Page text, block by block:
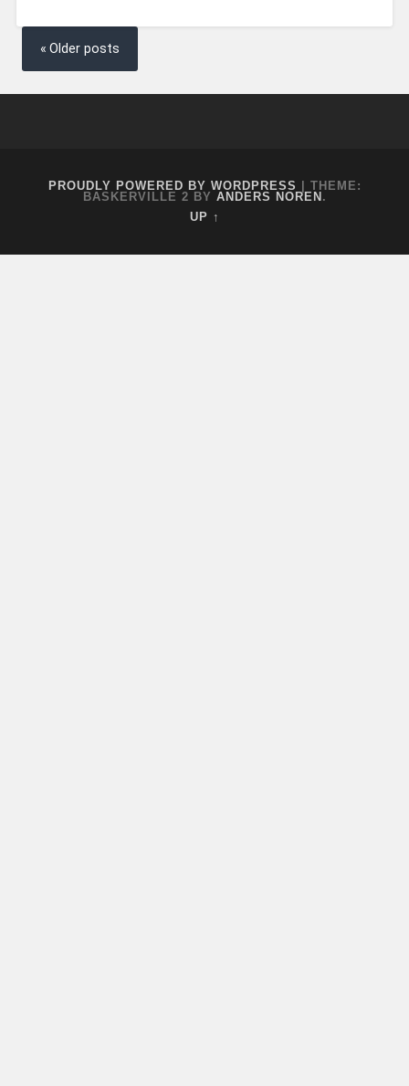
2017
Posts
navigation
Older posts
PROUDLY POWERED BY WORDPRESS | THEME:
BASKERVILLE 2 BY ANDERS NOREN.
UP ↑